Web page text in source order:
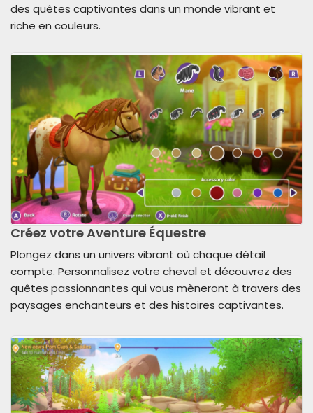
des quêtes captivantes dans un monde vibrant et
riche en couleurs.
Créez votre Aventure Équestre
Plongez dans un univers vibrant où chaque détail
compte. Personnalisez votre cheval et découvrez des
quêtes passionnantes qui vous mèneront à travers des
paysages enchanteurs et des histoires captivantes.